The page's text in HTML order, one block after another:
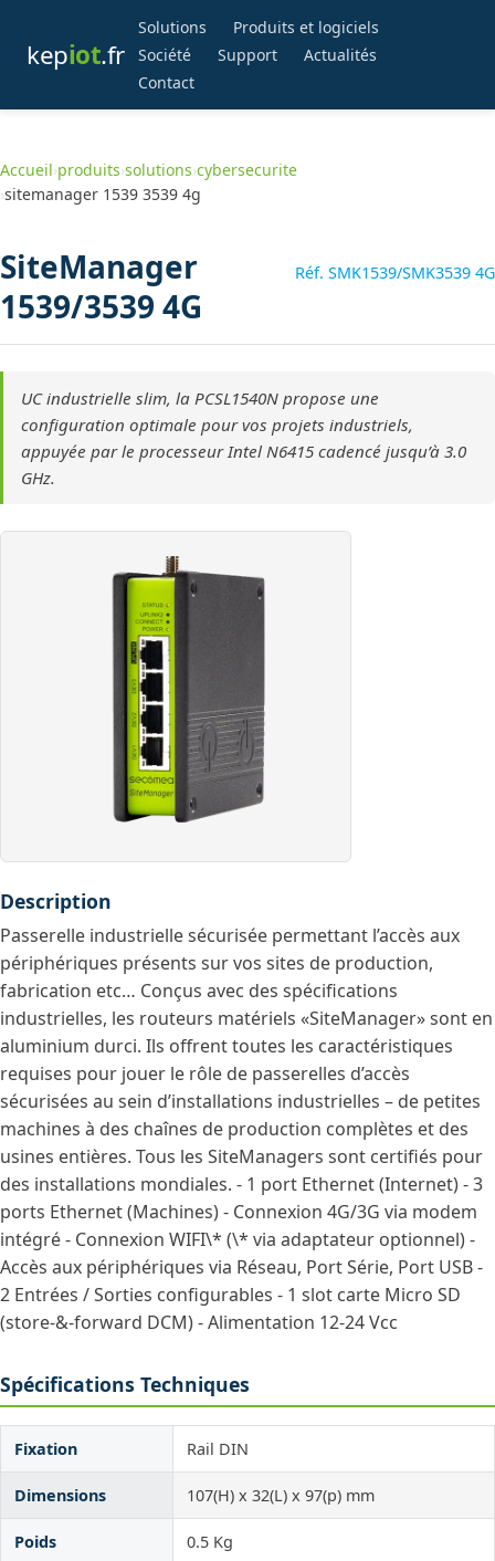
kepiot.fr
Solutions
Produits et logiciels
Société
Support
Actualités
Contact
Accueil›produits›solutions›cybersecurite
›sitemanager 1539 3539 4g
SiteManager
1539/3539 4G
Réf. SMK1539/SMK3539 4G
UC industrielle slim, la PCSL1540N propose une
configuration optimale pour vos projets industriels,
appuyée par le processeur Intel N6415 cadencé jusqu’à 3.0
GHz.
Description
Passerelle industrielle sécurisée permettant l’accès aux
périphériques présents sur vos sites de production,
fabrication etc… Conçus avec des spécifications
industrielles, les routeurs matériels «SiteManager» sont en
aluminium durci. Ils offrent toutes les caractéristiques
requises pour jouer le rôle de passerelles d’accès
sécurisées au sein d’installations industrielles – de petites
machines à des chaînes de production complètes et des
usines entières. Tous les SiteManagers sont certifiés pour
des installations mondiales. - 1 port Ethernet (Internet) - 3
ports Ethernet (Machines) - Connexion 4G/3G via modem
intégré - Connexion WIFI\* (\* via adaptateur optionnel) -
Accès aux périphériques via Réseau, Port Série, Port USB -
2 Entrées / Sorties configurables - 1 slot carte Micro SD
(store-&-forward DCM) - Alimentation 12-24 Vcc
Spécifications Techniques
Fixation Rail DIN
Dimensions 107(H) x 32(L) x 97(p) mm
Poids 0.5 Kg